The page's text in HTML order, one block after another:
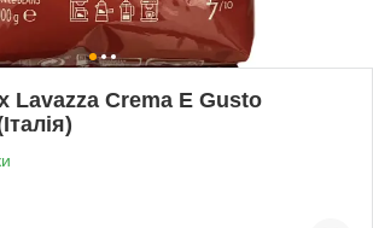
Lavazza Crema E Gusto